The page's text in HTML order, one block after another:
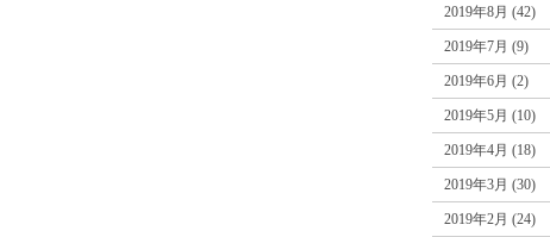
2019年8月 (42)
2019年7月 (9)
2019年6月 (2)
2019年5月 (10)
2019年4月 (18)
2019年3月 (30)
2019年2月 (24)